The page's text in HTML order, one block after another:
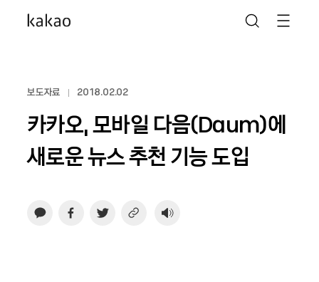
보도자료 2018.02.02
카카오, 모바일 다음(Daum)에
새로운 뉴스 추천 기능 도입